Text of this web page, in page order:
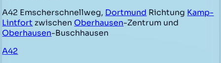
A42 Emscherschnellweg, Dortmund Richtung Kamp-
Lintfort zwischen Oberhausen-Zentrum und
Oberhausen-Buschhausen
A42